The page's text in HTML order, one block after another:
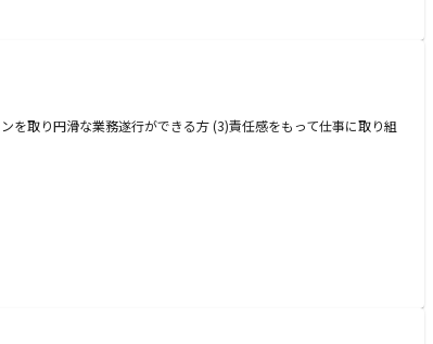
取り円滑な業務遂行ができる方 (3)責任感をもって仕事に取り組